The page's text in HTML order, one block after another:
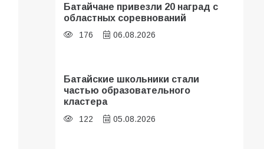
Батайчане привезли 20 наград с
областных соревнований
176 06.08.2026
Батайские школьники стали
частью образовательного
кластера
122 05.08.2026